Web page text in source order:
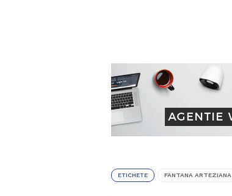
ETICHETE FANTANA ARTEZIANA